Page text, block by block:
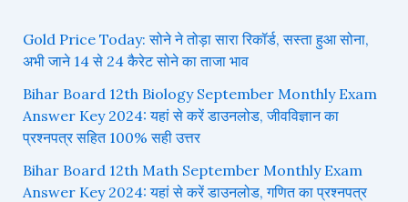
Gold Price Today: सोने ने तोड़ा सारा रिकॉर्ड, सस्ता हुआ सोना,
अभी जाने 14 से 24 कैरेट सोने का ताजा भाव
Bihar Board 12th Biology September Monthly Exam
Answer Key 2024: यहां से करें डाउनलोड, जीवविज्ञान का
प्रश्नपत्र सहित 100% सही उत्तर
Bihar Board 12th Math September Monthly Exam
Answer Key 2024: यहां से करें डाउनलोड, गणित का प्रश्नपत्र